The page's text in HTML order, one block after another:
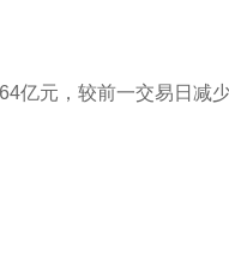
亿元，较前一交易日减